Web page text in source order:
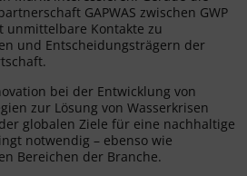
GAPWAS zwischen GWP
unmittelbare Kontakte zu
und Entscheidungsträgern der
bei der Entwicklung von
zur Lösung von Wasserkrisen
globalen Ziele für eine nachhaltige
notwendig – ebenso wie
Bereichen der Branche.